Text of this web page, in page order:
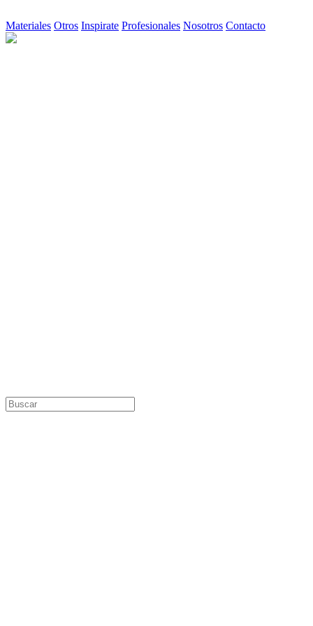
Materiales Otros Inspirate Profesionales Nosotros Contacto